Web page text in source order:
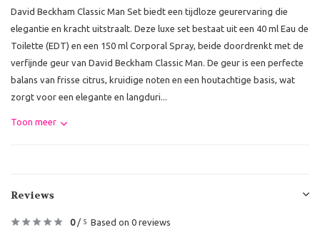
David Beckham Classic Man Set biedt een tijdloze geurervaring die
elegantie en kracht uitstraalt. Deze luxe set bestaat uit een 40 ml Eau de
Toilette (EDT) en een 150 ml Corporal Spray, beide doordrenkt met de
verfijnde geur van David Beckham Classic Man. De geur is een perfecte
balans van frisse citrus, kruidige noten en een houtachtige basis, wat
zorgt voor een elegante en langduri...
Toon meer
Reviews
0/ 5 Based on 0 reviews